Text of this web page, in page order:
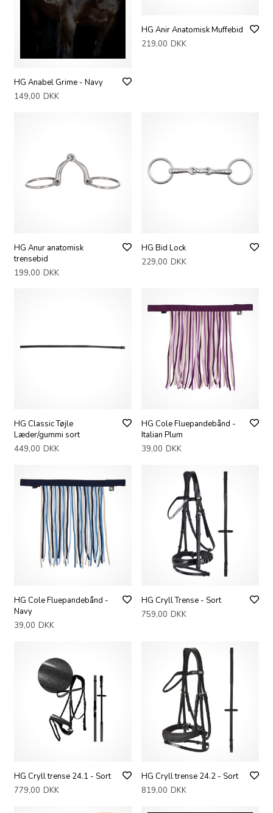
HG Anabel Grime - Navy
149,00 DKK
HG Anir Anatomisk Muffebid
219,00 DKK
HG Anur anatomisk
trensebid
199,00 DKK
HG Bid Lock
229,00 DKK
HG Classic Tøjle
Læder/gummi sort
449,00 DKK
HG Cole Fluepandebånd -
Italian Plum
39,00 DKK
HG Cole Fluepandebånd -
Navy
39,00 DKK
HG Cryll Trense - Sort
759,00 DKK
HG Cryll trense 24.1 - Sort
779,00 DKK
HG Cryll trense 24.2 - Sort
819,00 DKK